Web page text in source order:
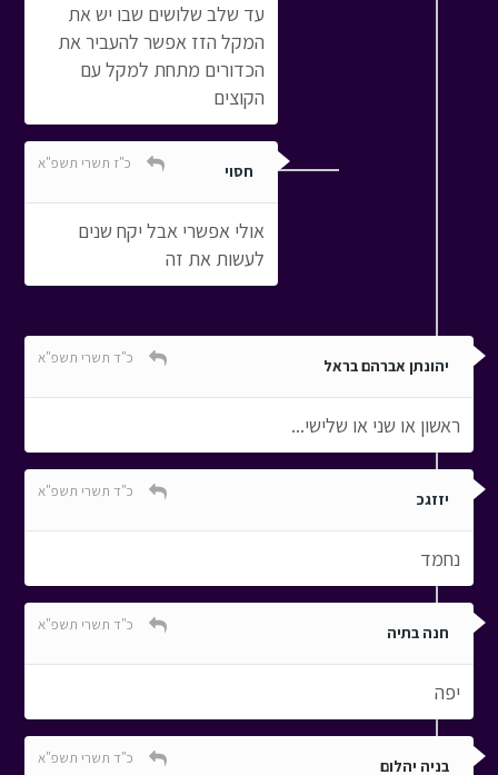
עד שלב שלושים שבו יש את
המקל הזז אפשר להעביר את
הכדורים מתחת למקל עם
הקוצים
חסוי כ"ז תשרי תשפ"א
אולי אפשרי אבל יקח שנים
לעשות את זה
יהונתן אברהם בראל כ"ד תשרי תשפ"א
ראשון או שני או שלישי...
יזזגכ כ"ד תשרי תשפ"א
נחמד
חנה בתיה כ"ד תשרי תשפ"א
יפה
בניה יהלום כ"ד תשרי תשפ"א